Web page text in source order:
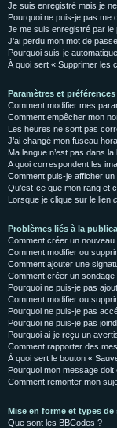
Je suis enregistré mais je
Pourquoi ne puis-je pas me
Je me suis enregistré par
J’ai perdu mon mot de
Pourquoi suis-je
À quoi sert « Supprimer les
Paramètres et
Comment modifier mes
Comment empêcher mon
Les heures ne sont pas
J’ai changé mon fuseau
Ma langue n’est pas dans la
A quoi correspondent les
Comment puis-je afficher un
Qu’est-ce que mon rang et
Lorsque je clique sur le lien
Problèmes liés à la
Comment créer un
Comment modifier ou
Comment ajouter une
Comment créer un sondage
Pourquoi ne puis-je pas
Comment modifier ou
Pourquoi ne puis-je pas
Pourquoi ne puis-je pas
Pourquoi ai-je reçu un
Comment rapporter des
À quoi sert le bouton «
Pourquoi mon message doit
Comment remonter mon
Mise en forme et types de
Que sont les BBCodes ?